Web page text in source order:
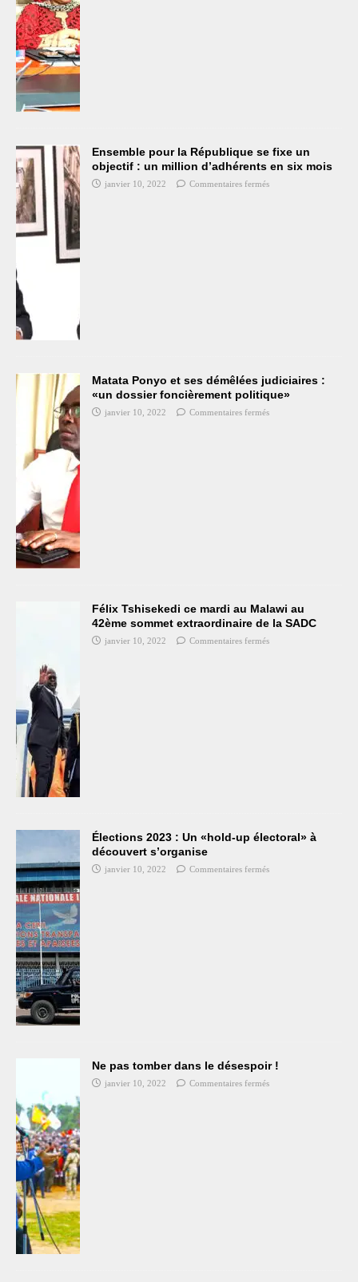
Ensemble pour la République se fixe un
objectif : un million d’adhérents en six mois
janvier 10, 2022 Commentaires fermés
Matata Ponyo et ses démêlées judiciaires :
«un dossier foncièrement politique»
janvier 10, 2022 Commentaires fermés
Félix Tshisekedi ce mardi au Malawi au
42ème sommet extraordinaire de la SADC
janvier 10, 2022 Commentaires fermés
Élections 2023 : Un «hold-up électoral» à
découvert s’organise
janvier 10, 2022 Commentaires fermés
Ne pas tomber dans le désespoir !
janvier 10, 2022 Commentaires fermés